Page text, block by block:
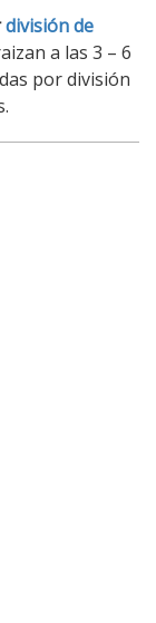
división de
a las 3 – 6
por división